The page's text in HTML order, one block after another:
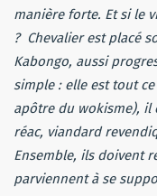
manière forte. Et si le
? Chevalier est placé
Kabongo, aussi
simple : elle est tout
apôtre du wokisme), il
réac, viandard
Ensemble, ils doivent
parviennent à se